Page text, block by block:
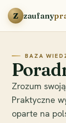
Przejdź do treści
Z zaufany
BAZA
Zrozum
Praktyczne
oparte na